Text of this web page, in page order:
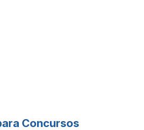
Concursos